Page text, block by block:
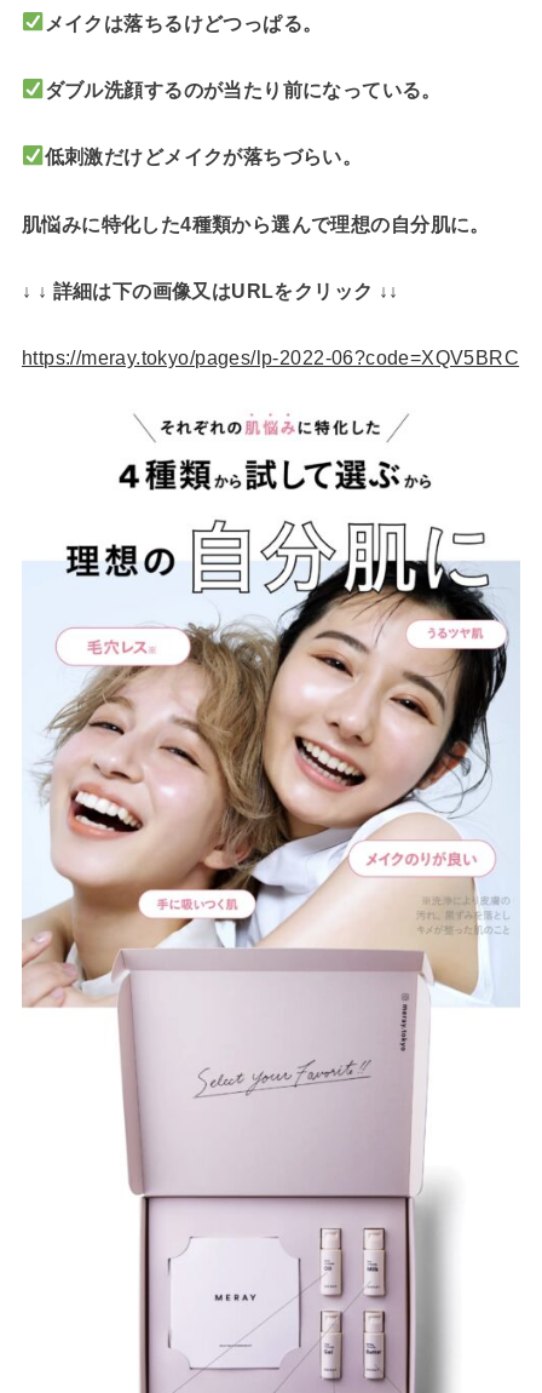
メイクは落ちるけどつっぱる。
ダブル洗顔するのが当たり前になっている。
低刺激だけどメイクが落ちづらい。
肌悩みに特化した4種類から選んで理想の自分肌に。
↓ ↓ 詳細は下の画像又はURLをクリック ↓↓
https://meray.tokyo/pages/lp-2022-06?code=XQV5BRC